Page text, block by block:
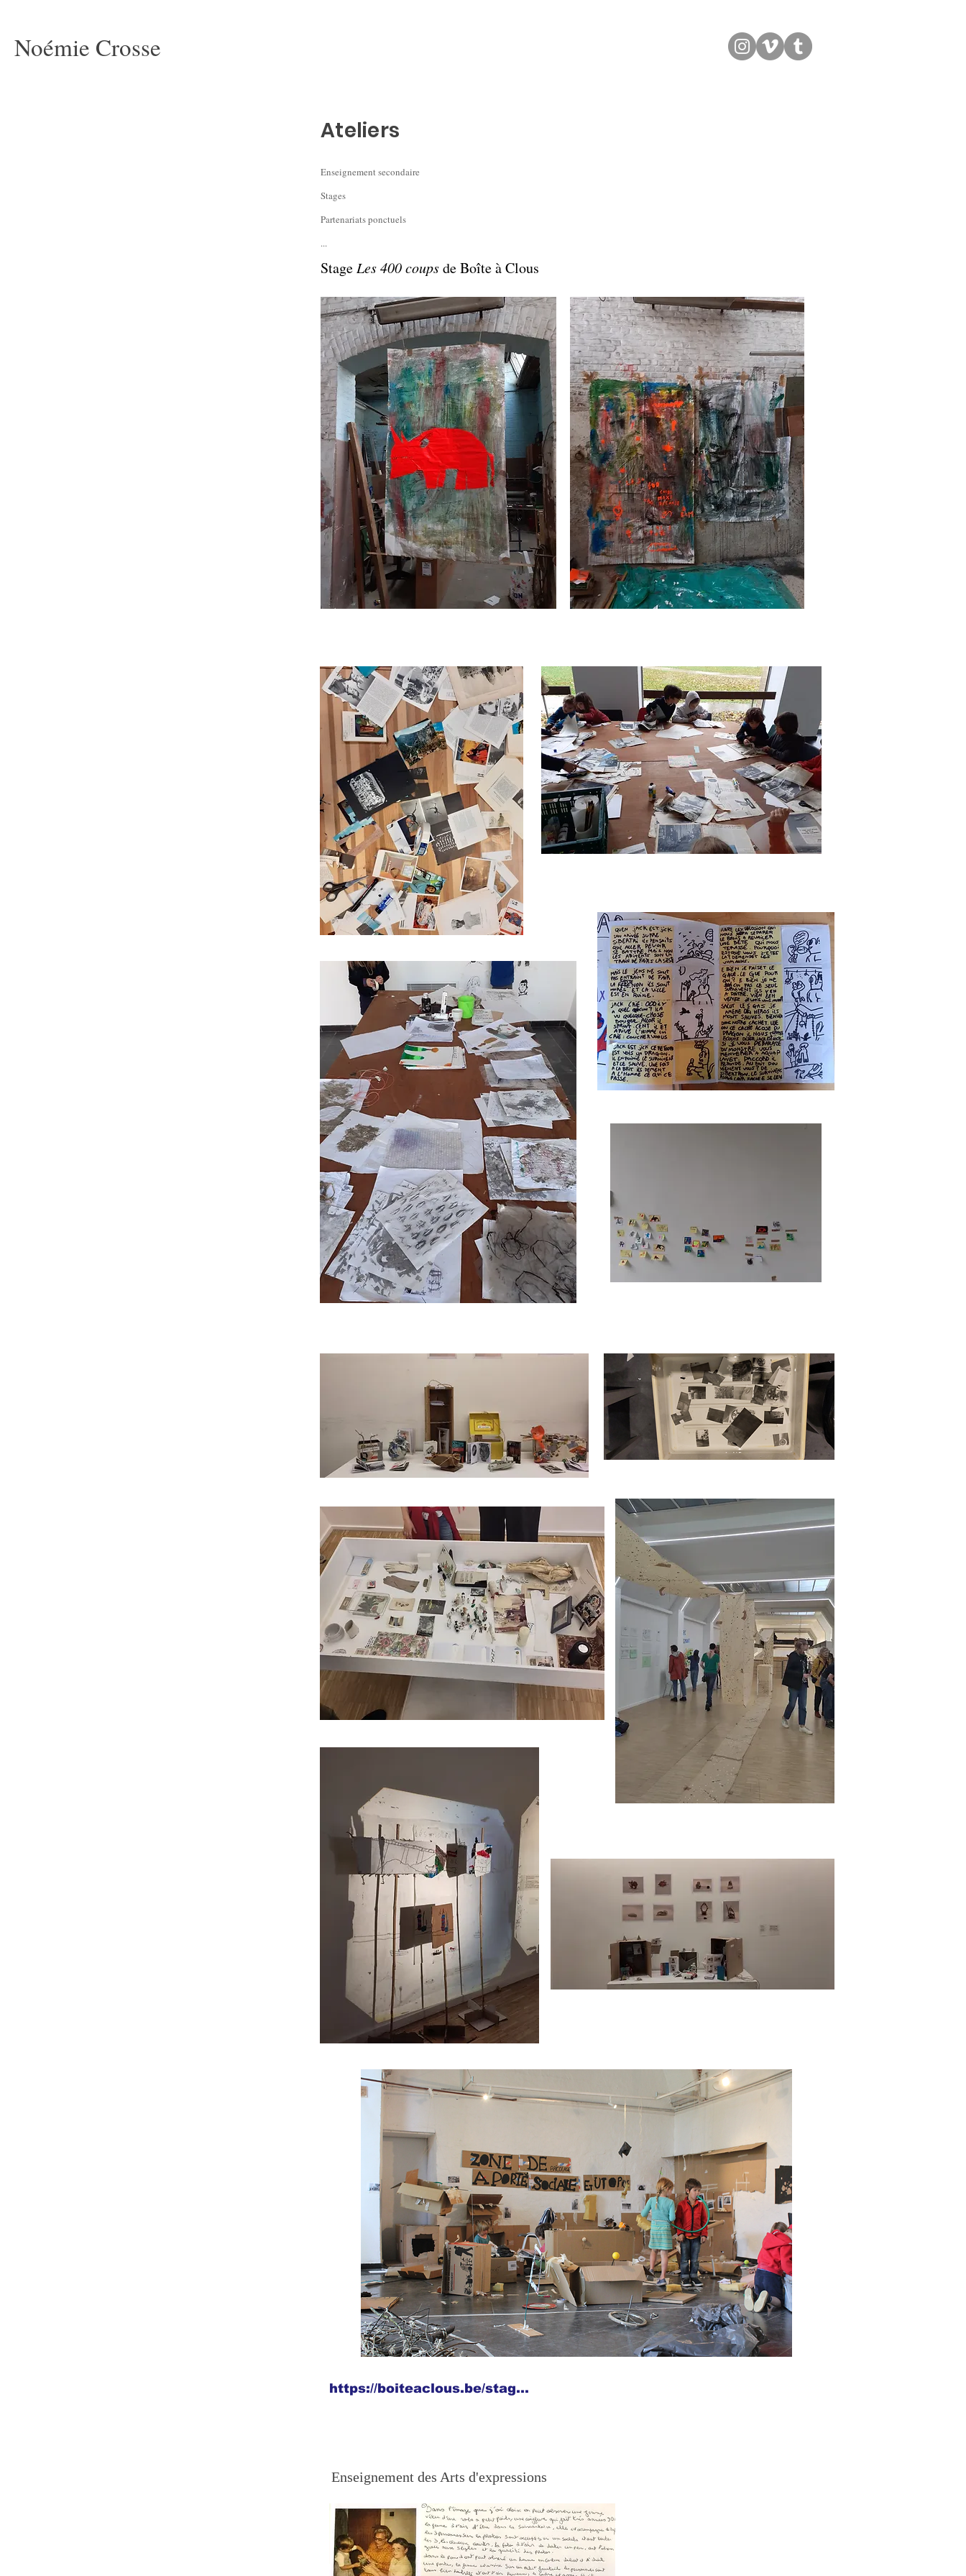
Noémie Crosse
Enseignement secondaire
Stages
Partenariats ponctuels
...
Stage Les 400 coupsde Boîte à Clous
Ateliers
https://boiteaclous.be/stages-creatifs
Enseignement des Arts d'expressions